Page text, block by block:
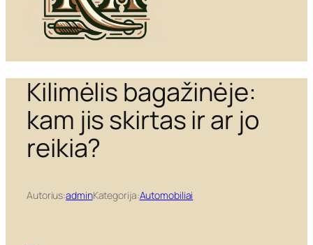
Kilimėlis bagažinėje:
kam jis skirtas ir ar jo
reikia?
Autorius:adminKategorija:Automobiliai